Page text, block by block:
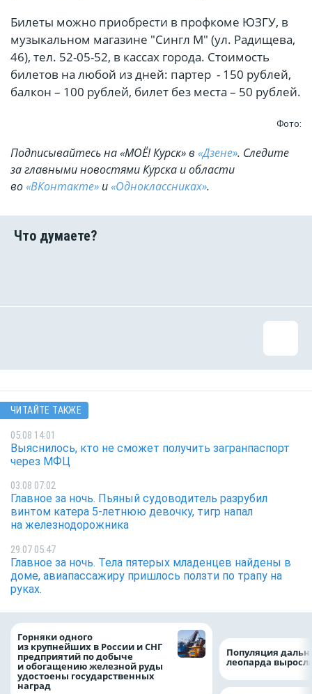
Билеты можно приобрести в профкоме ЮЗГУ, в
музыкальном магазине "Сингл М" (ул. Радищева,
46), тел. 52-05-52, в кассах города. Стоимость
билетов на любой из дней: партер - 150 рублей,
балкон – 100 рублей, билет без места – 50 рублей.
Фото:
Подписывайтесь на «МОЁ! Курск» в «Дзене». Cледите
за главными новостями Курска и области
во«ВКонтакте» и«Одноклассниках».
ЧИТАЙТЕ ТАКЖЕ
05.08 14:01
Выяснилось, кто не сможет получить загранпаспорт
через МФЦ
03.08 07:02
Главное за ночь. Пьяный судоводитель разрубил
винтом катера 5-летнюю девочку, тигр напал
на железнодорожника
29.07 05:47
Главное за ночь. Тела пятерых младенцев найдены в
доме, авиапассажиру пришлось ползти по трапу на
руках.
Горняки одного
из крупнейших в России и СНГ
предприятий по добыче
и обогащению железной руды
удостоены государственных
наград
Популяция
леопарда